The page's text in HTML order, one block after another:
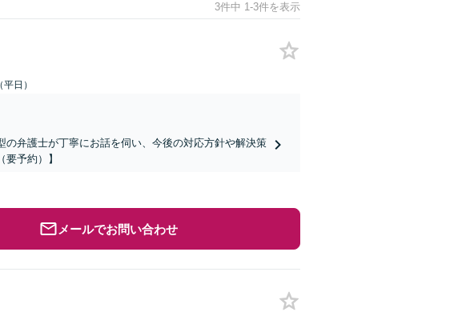
3件中 1-3件を表示
日）
弁護士が丁寧にお話を伺い、今後の対応方針や解決策
予約）】
メールでお問い合わせ